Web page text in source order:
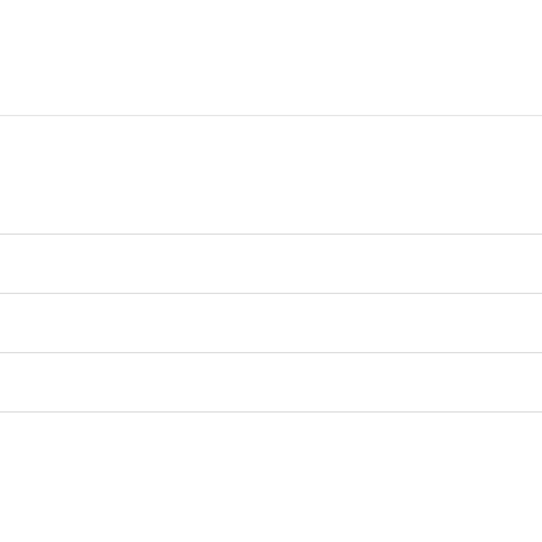
spoedig mogelijk, bij goedkeuring van de retour stort
van retour
waarmee de bestelling is gedaan